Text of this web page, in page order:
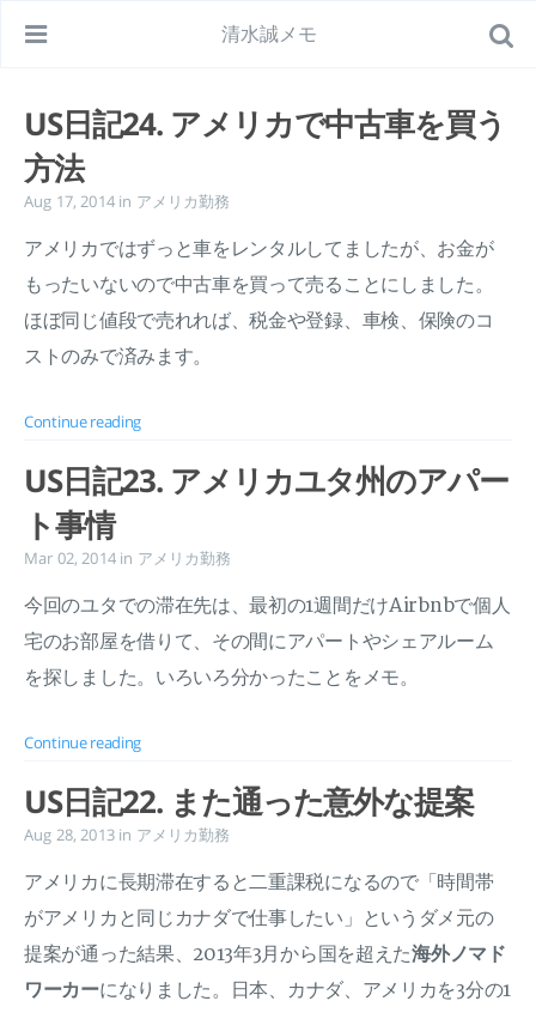
清水誠メモ
US日記24. アメリカで中古車を買う
方法
Aug 17, 2014 in アメリカ勤務
アメリカではずっと車をレンタルしてましたが、お金が
もったいないので中古車を買って売ることにしました。
ほぼ同じ値段で売れれば、税金や登録、車検、保険のコ
ストのみで済みます。
Continue reading
US日記23. アメリカユタ州のアパー
ト事情
Mar 02, 2014 in アメリカ勤務
今回のユタでの滞在先は、最初の1週間だけAirbnbで個人
宅のお部屋を借りて、その間にアパートやシェアルーム
を探しました。いろいろ分かったことをメモ。
Continue reading
US日記22. また通った意外な提案
Aug 28, 2013 in アメリカ勤務
アメリカに長期滞在すると二重課税になるので「時間帯
がアメリカと同じカナダで仕事したい」というダメ元の
提案が通った結果、2013年3月から国を超えた海外ノマド
ワーカーになりました。日本、カナダ、アメリカを3分の1